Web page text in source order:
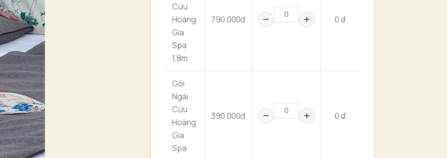
Cứu
Hoàng
Gia
Spa
1,8m
790.000đ 0 ₫
Gôi
Ngải
Cứu
Hoàng
Gia
Spa
390.000đ 0 ₫